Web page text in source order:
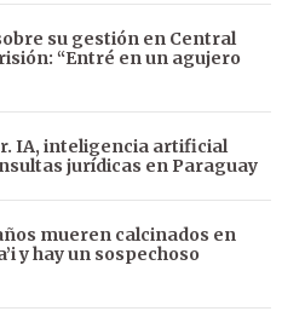
su gestión en Central
“Entré en un agujero
IA, inteligencia artificial
jurídicas en Paraguay
mueren calcinados en
y hay un sospechoso